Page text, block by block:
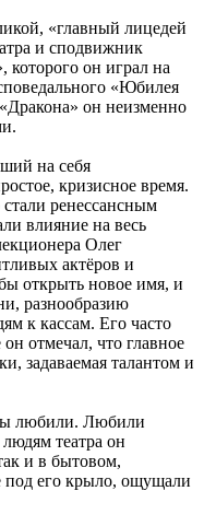
«главный лицедей
и сподвижник
он играл на
«Юбилея
он неизменно
на себя
кризисное время.
стали ренессансным
влияние на весь
Олег
актёров и
открыть новое имя, и
разнообразию
к кассам. Его часто
отмечал, что главное
задаваемая талантом и
любили. Любили
театра он
и в бытовом,
под его крыло, ощущали